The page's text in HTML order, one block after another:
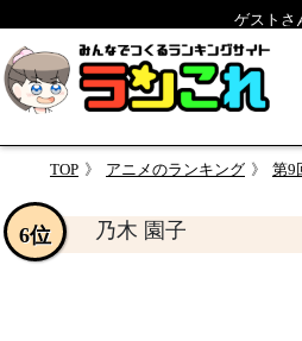
ゲストさ
TOP アニメのランキング 第9回 結
乃木 園子
6位